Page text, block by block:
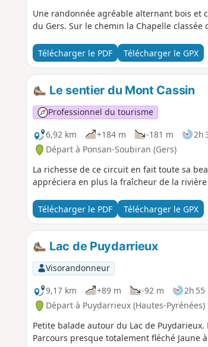
Une randonnée agréable alternant bois et
du Gers. Sur le chemin la Chapelle
Télécharger le PDF Télécharger le GPX
Le sentier du Mont Cassin
Professionnel du tourisme
6,92 km
+184 m -181 m 2h
Départ à Ponsan-Soubiran (Gers)
La richesse de ce circuit en fait toute sa
appréciera en plus la fraîcheur de la
Télécharger le PDF Télécharger le GPX
Lac de Puydarrieux
Visorandonneur
9,17 km
+89 m -92 m 2h 55
Départ à Puydarrieux (Hautes-Pyrénées)
Petite balade autour du Lac de
Parcours presque totalement fléché